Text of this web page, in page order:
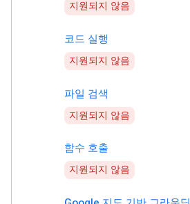
지원되지 않음
코드 실행
지원되지 않음
파일 검색
지원되지 않음
함수 호출
지원되지 않음